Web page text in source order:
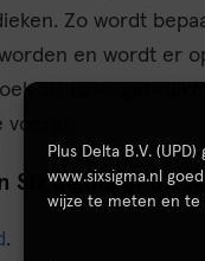
Plus Delta B.V.
www.sixsigma.nl
wijze te meten en te
Zo wordt
en wordt er
als basis
Six Sigma in de
.